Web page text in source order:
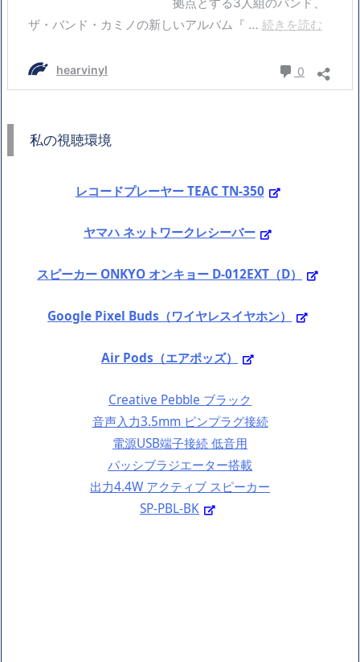
私の視聴環境
レコードプレーヤー TEAC TN-350
ヤマハ ネットワークレシーバー
スピーカー ONKYO オンキョー D-012EXT（D）
Google Pixel Buds（ワイヤレスイヤホン）
Air Pods（エアポッズ）
Creative Pebble ブラック
音声入力3.5mm ピンプラグ接続
電源USB端子接続 低音用
パッシブラジエーター搭載
出力4.4W アクティブ スピーカー
SP-PBL-BK